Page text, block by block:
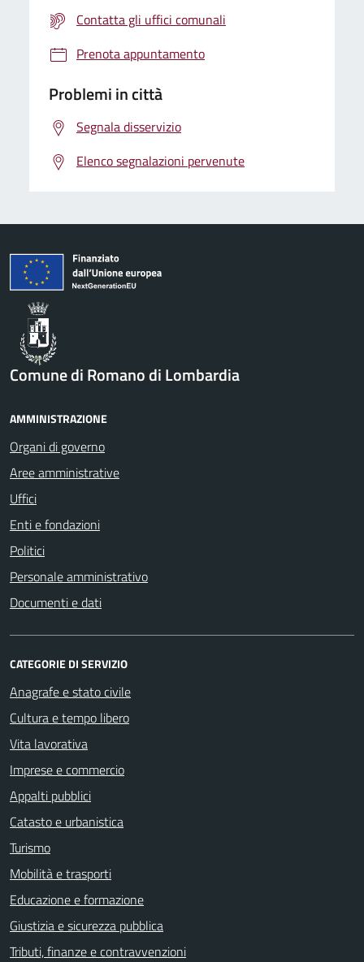
Contatta gli uffici comunali
Prenota appuntamento
Problemi in città
Segnala disservizio
Elenco segnalazioni pervenute
Comune di Romano di Lombardia
AMMINISTRAZIONE
Organi di governo
Aree amministrative
Uffici
Enti e fondazioni
Politici
Personale amministrativo
Documenti e dati
CATEGORIE DI SERVIZIO
Anagrafe e stato civile
Cultura e tempo libero
Vita lavorativa
Imprese e commercio
Appalti pubblici
Catasto e urbanistica
Turismo
Mobilità e trasporti
Educazione e formazione
Giustizia e sicurezza pubblica
Tributi, finanze e contravvenzioni